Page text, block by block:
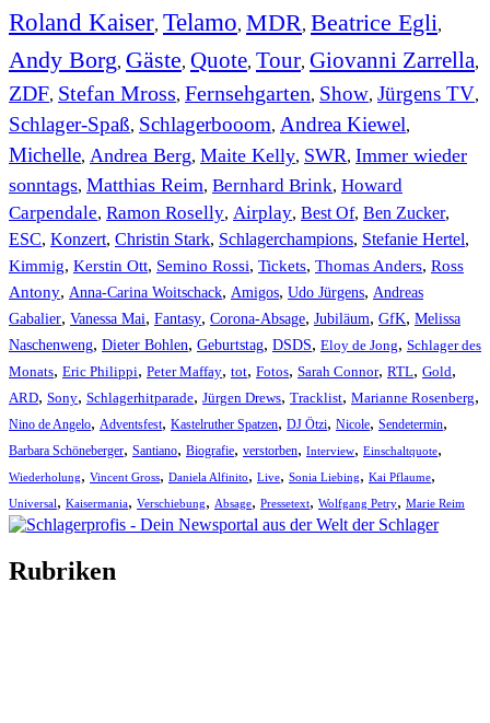
Roland Kaiser, Telamo, MDR, Beatrice Egli,
Andy Borg, Gäste, Quote, Tour, Giovanni Zarrella,
ZDF, Stefan Mross, Fernsehgarten, Show, Jürgens TV,
Schlager-Spaß, Schlagerbooom, Andrea Kiewel,
Michelle, Andrea Berg, Maite Kelly, SWR, Immer wieder
sonntags, Matthias Reim, Bernhard Brink, Howard
Carpendale, Ramon Roselly, Airplay, Best Of, Ben Zucker,
ESC, Konzert, Christin Stark, Schlagerchampions, Stefanie Hertel,
Kimmig, Kerstin Ott, Semino Rossi, Tickets, Thomas Anders, Ross
Antony, Anna-Carina Woitschack, Amigos, Udo Jürgens, Andreas
Gabalier, Vanessa Mai, Fantasy, Corona-Absage, Jubiläum, GfK, Melissa
Naschenweng, Dieter Bohlen, Geburtstag, DSDS, Eloy de Jong, Schlager des
Monats, Eric Philippi, Peter Maffay, tot, Fotos, Sarah Connor, RTL, Gold,
ARD, Sony, Schlagerhitparade, Jürgen Drews, Tracklist, Marianne Rosenberg,
Nino de Angelo, Adventsfest, Kastelruther Spatzen, DJ Ötzi, Nicole, Sendetermin,
Barbara Schöneberger, Santiano, Biografie, verstorben, Interview, Einschaltquote,
Wiederholung, Vincent Gross, Daniela Alfinito, Live, Sonia Liebing, Kai Pflaume,
Universal, Kaisermania, Verschiebung, Absage, Pressetext, Wolfgang Petry, Marie Reim
Rubriken